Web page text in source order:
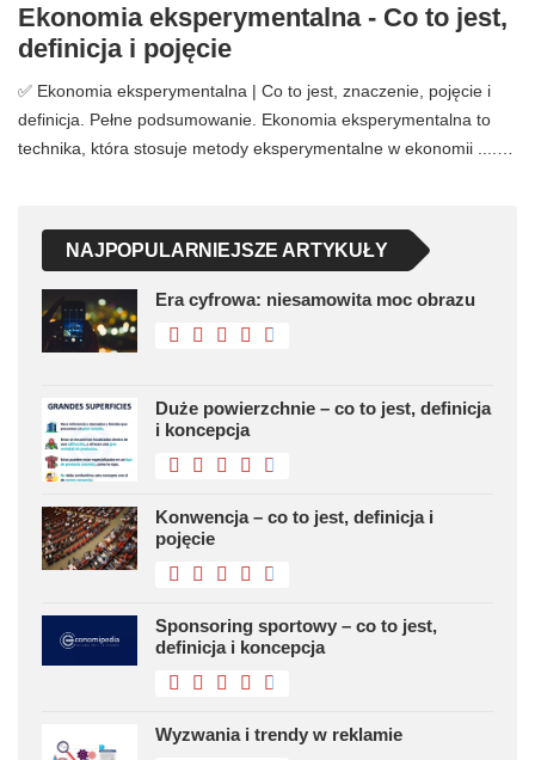
Ekonomia eksperymentalna - Co to jest,
definicja i pojęcie
✅ Ekonomia eksperymentalna | Co to jest, znaczenie, pojęcie i
definicja. Pełne podsumowanie. Ekonomia eksperymentalna to
technika, która stosuje metody eksperymentalne w ekonomii ....…
NAJPOPULARNIEJSZE ARTYKUŁY
Era cyfrowa: niesamowita moc obrazu
Duże powierzchnie – co to jest, definicja
i koncepcja
Konwencja – co to jest, definicja i
pojęcie
Sponsoring sportowy – co to jest,
definicja i koncepcja
Wyzwania i trendy w reklamie